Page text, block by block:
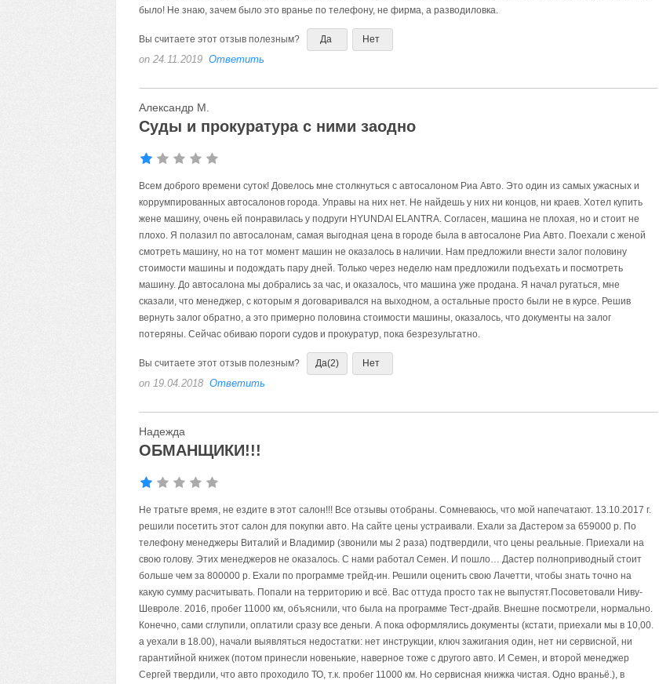
было! Не знаю, зачем было это вранье по телефону, не фирма, а разводиловка.
Вы считаете этот отзыв полезным? Да Нет
on 24.11.2019 Ответить
Александр М.
Суды и прокуратура с ними заодно
Всем доброго времени суток! Довелось мне столкнуться с автосалоном Риа Авто. Это один из самых ужасных и
коррумпированных автосалонов города. Управы на них нет. Не найдешь у них ни концов, ни краев. Хотел купить
жене машину, очень ей понравилась у подруги HYUNDAI ELANTRA. Согласен, машина не плохая, но и стоит не
плохо. Я полазил по автосалонам, самая выгодная цена в городе была в автосалоне Риа Авто. Поехали с женой
смотреть машину, но на тот момент машин не оказалось в наличии. Нам предложили внести залог половину
стоимости машины и подождать пару дней. Только через неделю нам предложили подъехать и посмотреть
машину. До автосалона мы добрались за час, и оказалось, что машина уже продана. Я начал ругаться, мне
сказали, что менеджер, с которым я договаривался на выходном, а остальные просто были не в курсе. Решив
вернуть залог обратно, а это примерно половина стоимости машины, оказалось, что документы на залог
потеряны. Сейчас обиваю пороги судов и прокуратур, пока безрезультатно.
Вы считаете этот отзыв полезным? Да(2) Нет
on 19.04.2018 Ответить
Надежда
ОБМАНЩИКИ!!!
Не тратьте время, не ездите в этот салон!!! Все отзывы отобраны. Сомневаюсь, что мой напечатают. 13.10.2017 г.
решили посетить этот салон для покупки авто. На сайте цены устраивали. Ехали за Дастером за 659000 р. По
телефону менеджеры Виталий и Владимир (звонили мы 2 раза) подтвердили, что цены реальные. Приехали на
свою голову. Этих менеджеров не оказалось. С нами работал Семен. И пошло… Дастер полноприводный стоит
больше чем за 800000 р. Ехали по программе трейд-ин. Решили оценить свою Лачетти, чтобы знать точно на
какую сумму расчитывать. Попали на территорию и всё. Вас оттуда просто так не выпустят.Посоветовали Ниву-
Шевроле. 2016, пробег 11000 км, объяснили, что была на программе Тест-драйв. Внешне посмотрели, нормально.
Конечно, сами сглупили, оплатили сразу все деньги. А пока оформлялись документы (кстати, приехали мы в 10,00.
а уехали в 18.00), начали выявляться недостатки: нет инструкции, ключ зажигания один, нет ни сервисной, ни
гарантийной книжек (потом принесли новенькие, наверное тоже с другого авто. И Семен, и второй менеджер
Сергей твердили, что авто проходило ТО, т.к. пробег 11000 км. Но сервисная книжка чистая. Одно враньё.), в